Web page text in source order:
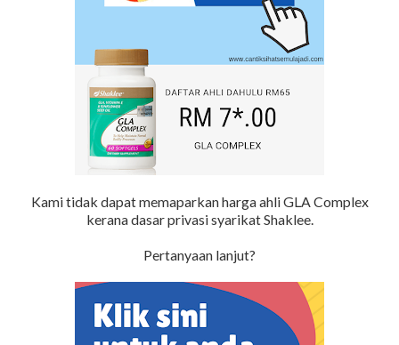
Kami tidak dapat memaparkan harga ahli GLA Complex
kerana dasar privasi syarikat Shaklee.
Pertanyaan lanjut?